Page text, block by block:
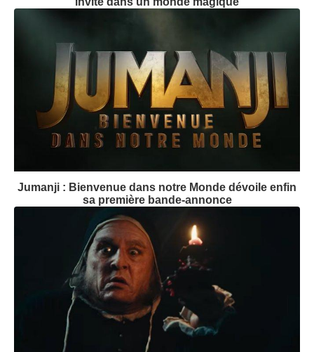
Jumanji : Bienvenue dans notre Monde dévoile enfin
sa première bande-annonce